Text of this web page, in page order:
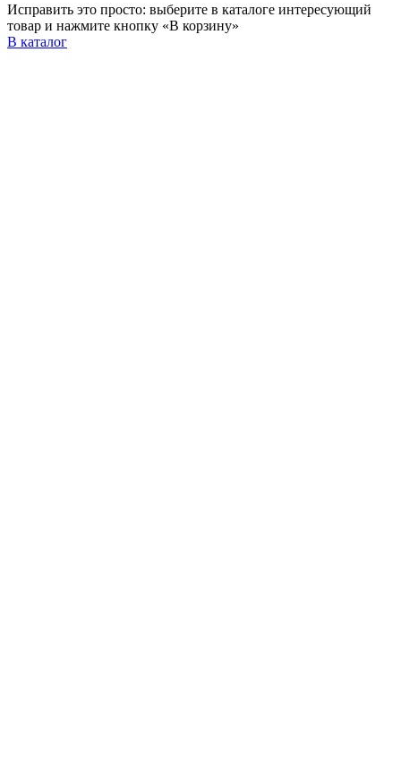
Исправить это просто: выберите в каталоге интересующий
товар и нажмите кнопку «В корзину»
В каталог